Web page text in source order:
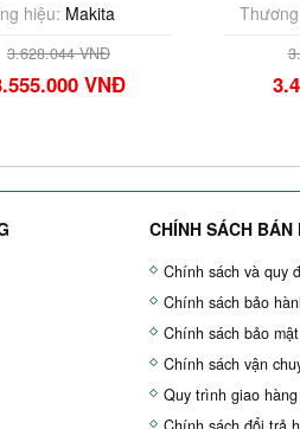
hiệu: Makita
3.628.044 VNĐ
VNĐ
CHÍNH SÁCH BÁN
Chính sách và quy
Chính sách bảo
Chính sách bảo
Chính sách vận
Quy trình giao hàng